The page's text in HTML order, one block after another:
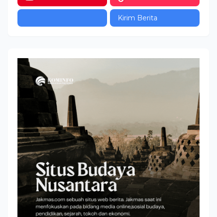
Kirim Berita